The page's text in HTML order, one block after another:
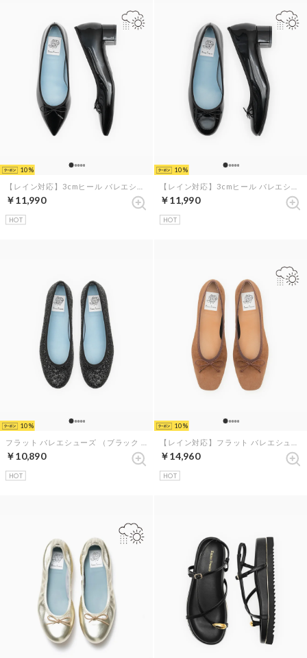
10
￥11,990
HOT
10
￥11,990
HOT
10
￥10,890
HOT
10
￥14,960
HOT